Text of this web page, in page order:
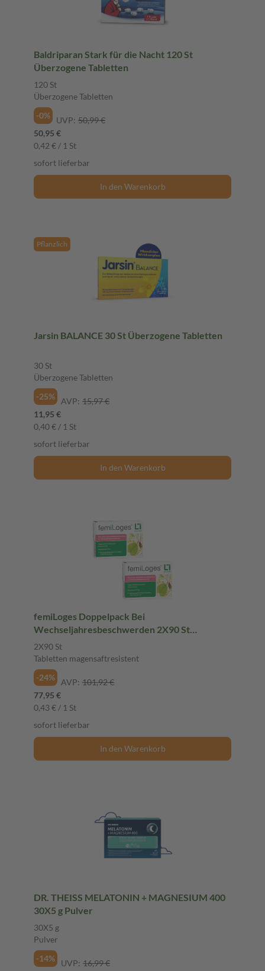
Baldriparan Stark für die Nacht 120 St
Überzogene Tabletten
120 St
Überzogene Tabletten
-0%
UVP: 50,99 €
50,95 €
0,42 € / 1 St
sofort lieferbar
In den Warenkorb
Pflanzlich
Jarsin BALANCE 30 St Überzogene Tabletten
30 St
Überzogene Tabletten
-25%
AVP: 15,97 €
11,95 €
0,40 € / 1 St
sofort lieferbar
In den Warenkorb
femiLoges Doppelpack Bei
Wechseljahresbeschwerden 2X90 St
Tabletten magensaftresistent
2X90 St
Tabletten magensaftresistent
-24%
AVP: 101,92 €
77,95 €
0,43 € / 1 St
sofort lieferbar
In den Warenkorb
DR. THEISS MELATONIN + MAGNESIUM 400
30X5 g Pulver
30X5 g
Pulver
-14%
UVP: 16,99 €